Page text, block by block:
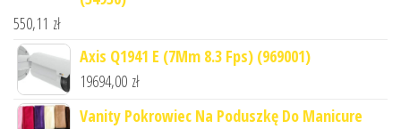
550,11 zł
Axis Q1941 E (7Mm 8.3 Fps) (969001)
19694,00 zł
Vanity Pokrowiec Na Poduszkę Do Manicure